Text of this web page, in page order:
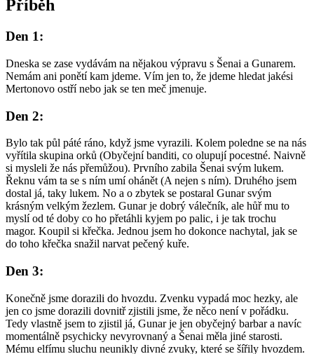
Příběh
Den 1:
Dneska se zase vydávám na nějakou výpravu s Šenai a Gunarem.
Nemám ani ponětí kam jdeme. Vím jen to, že jdeme hledat jakési
Mertonovo ostří nebo jak se ten meč jmenuje.
Den 2:
Bylo tak půl páté ráno, když jsme vyrazili. Kolem poledne se na nás
vyřítila skupina orků (Obyčejní banditi, co olupují pocestné. Naivně
si mysleli že nás přemůžou). Prvního zabila Šenai svým lukem.
Řeknu vám ta se s ním umí ohánět (A nejen s ním). Druhého jsem
dostal já, taky lukem. No a o zbytek se postaral Gunar svým
krásným velkým žezlem. Gunar je dobrý válečník, ale hůř mu to
myslí od té doby co ho přetáhli kyjem po palic, i je tak trochu
magor. Koupil si křečka. Jednou jsem ho dokonce nachytal, jak se
do toho křečka snažil narvat pečený kuře.
Den 3:
Konečně jsme dorazili do hvozdu. Zvenku vypadá moc hezky, ale
jen co jsme dorazili dovnitř zjistili jsme, že něco není v pořádku.
Tedy vlastně jsem to zjistil já, Gunar je jen obyčejný barbar a navíc
momentálně psychicky nevyrovnaný a Šenai měla jiné starosti.
Mému elfímu sluchu neunikly divné zvuky, které se šířily hvozdem.